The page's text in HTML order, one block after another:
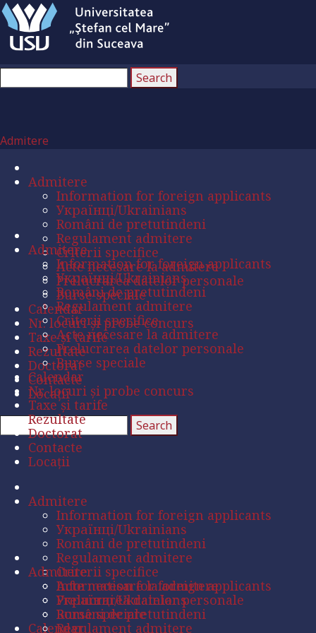
Admitere
Admitere
Information for foreign applicants
Українці/Ukrainians
Români de pretutindeni
Regulament admitere
Criterii specifice
Acte necesare la admitere
Prelucrarea datelor personale
Burse speciale
Calendar
Nr. locuri și probe concurs
Taxe și tarife
Rezultate
Doctorat
Contacte
Locații
Admitere
Information for foreign applicants
Українці/Ukrainians
Români de pretutindeni
Regulament admitere
Criterii specifice
Acte necesare la admitere
Prelucrarea datelor personale
Burse speciale
Calendar
Nr. locuri și probe concurs
Taxe și tarife
Rezultate
Doctorat
Contacte
Locații
Admitere
Information for foreign applicants
Українці/Ukrainians
Români de pretutindeni
Regulament admitere
Criterii specifice
Acte necesare la admitere
Prelucrarea datelor personale
Burse speciale
Calendar
Admitere
Information for foreign applicants
Українці/Ukrainians
Români de pretutindeni
Regulament admitere